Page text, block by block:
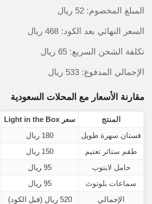
المبلغ المخصوم: 52 ريال
السعر النهائي بعد الكود: 468 ريال
تكلفة الشحن السريع: 65 ريال
الإجمالي المدفوع: 533 ريال
مقارنة الأسعار مع المحلات السعودية
المنتج سعر Light in the Box
فستان سهرة طويل
180 ريال
طقم ستائر تعتيم
150 ريال
حامل لابتوب
95 ريال
سماعات بلوتوث
95 ريال
الإجمالي
520 ريال (قبل الكود)